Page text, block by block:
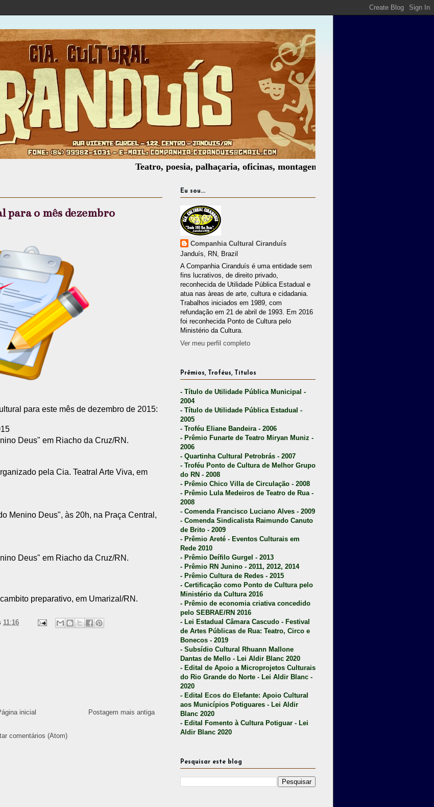
Teatro, poesia, palhaçaria, oficinas, montagem de espetáculos, assessoria
para o mês dezembro
para este mês de dezembro de 2015:
Deus" em Riacho da Cruz/RN.
pela Cia. Teatral Arte Viva, em
Menino Deus", às 20h, na Praça Central,
Deus" em Riacho da Cruz/RN.
preparativo, em Umarizal/RN.
11:16
Postagem mais antiga
inicial
comentários (Atom)
Eu sou...
Companhia Cultural Ciranduís
Janduís, RN, Brazil
A Companhia Ciranduís é uma entidade sem
fins lucrativos, de direito privado,
reconhecida de Utilidade Pública Estadual e
atua nas àreas de arte, cultura e cidadania.
Trabalhos iniciados em 1989, com
refundação em 21 de abril de 1993. Em 2016
foi reconhecida Ponto de Cultura pelo
Ministério da Cultura.
Ver meu perfil completo
Prêmios, Troféus, Títulos
- Título de Utilidade Pública Municipal -
2004
- Título de Utilidade Pública Estadual -
2005
- Troféu Eliane Bandeira - 2006
- Prêmio Funarte de Teatro Miryan Muniz -
2006
- Quartinha Cultural Petrobrás - 2007
- Troféu Ponto de Cultura de Melhor Grupo
do RN - 2008
- Prêmio Chico Villa de Circulação - 2008
- Prêmio Lula Medeiros de Teatro de Rua -
2008
- Comenda Francisco Luciano Alves - 2009
- Comenda Sindicalista Raimundo Canuto
de Brito - 2009
- Prêmio Areté - Eventos Culturais em
Rede 2010
- Prêmio Deífilo Gurgel - 2013
- Prêmio RN Junino - 2011, 2012, 2014
- Prêmio Cultura de Redes - 2015
- Certificação como Ponto de Cultura pelo
Ministério da Cultura 2016
- Prêmio de economia criativa concedido
pelo SEBRAE/RN 2016
- Lei Estadual Câmara Cascudo - Festival
de Artes Públicas de Rua: Teatro, Circo e
Bonecos - 2019
- Subsídio Cultural Rhuann Mallone
Dantas de Mello - Lei Aldir Blanc 2020
- Edital de Apoio a Microprojetos Culturais
do Rio Grande do Norte - Lei Aldir Blanc -
2020
- Edital Ecos do Elefante: Apoio Cultural
aos Municípios Potiguares - Lei Aldir
Blanc 2020
- Edital Fomento à Cultura Potiguar - Lei
Aldir Blanc 2020
Pesquisar este blog